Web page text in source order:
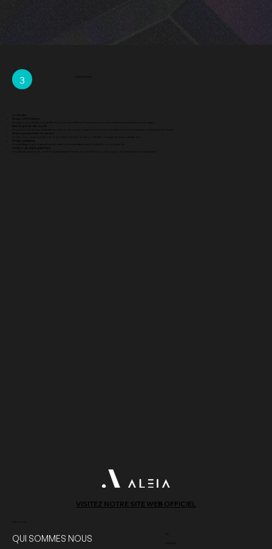
Points clés
Design UX/UI ludique
Branding & identité visuelle
Développement web sur mesure
Design packaging
Création de charte graphique
3
QUI SOMMES NOUS
VISITEZ NOTRE SITE WEB OFFICIEL